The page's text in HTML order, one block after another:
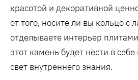
красотой и декоративной
от того, носите ли вы кольцо с
отделываете интерьер
этот камень будет нести в
свет внутреннего знания.